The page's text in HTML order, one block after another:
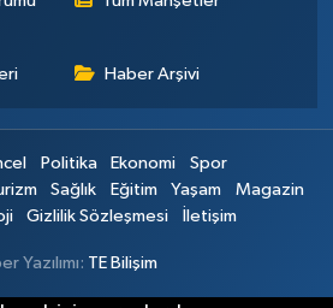
Haber Arşivi
Politika Ekonomi
Spor
Sağlık Eğitim Yaşam
Magazin
Gizlilik Sözleşmesi İletişim
Yazılımı: TE Bilişim